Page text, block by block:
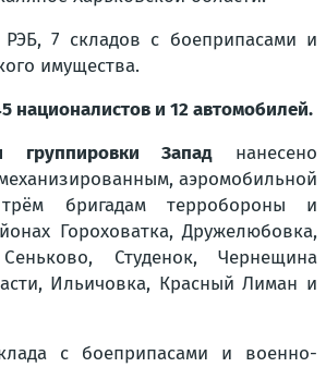
7 складов с боеприпасами и
имущества.
националистов и 12 автомобилей.
группировки Западнанесено
аэромобильной
бригадам терробороны и
Гороховатка, Дружелюбовка,
Сеньково, Студенок, Чернещина
Ильичовка, Красный Лиман и
с боеприпасами и военно-